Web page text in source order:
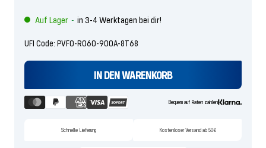
UFI Code: PVF0-R060-900A-8T68
Auf Lager - in 3-4 Werktagen bei dir!
IN DEN WARENKORB
Bequem auf Raten zahlen
Schnelle Lieferung Kostenloser Versand ab 50€